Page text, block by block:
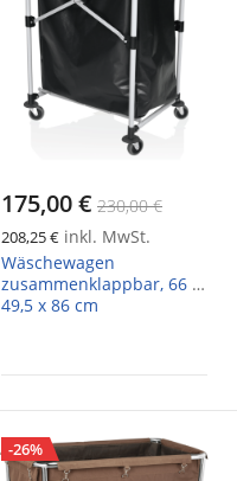
175,00 € 230,00 €
208,25 € inkl. MwSt.
Wäschewagen
zusammenklappbar, 66 x
49,5 x 86 cm
-26%